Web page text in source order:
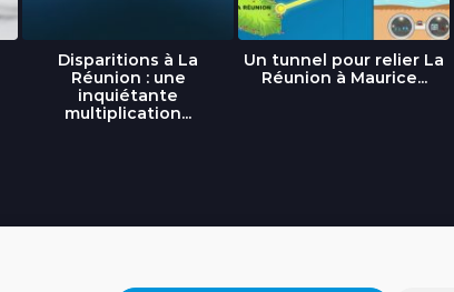
Disparitions à La
Réunion : une
inquiétante
multiplication...
Un tunnel pour relier La
Réunion à Maurice...